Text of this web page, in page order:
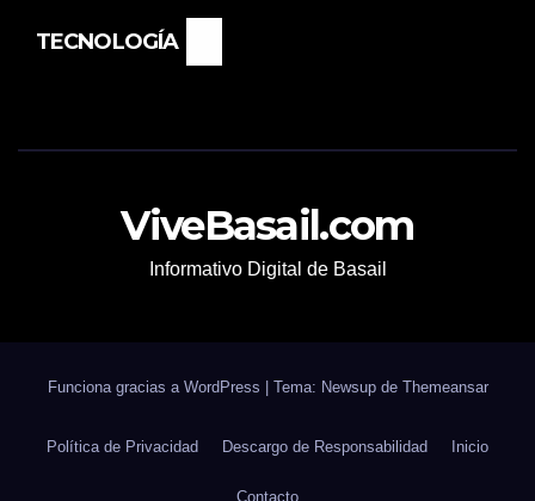
TECNOLOGÍA
ViveBasail.com
Informativo Digital de Basail
Funciona gracias a WordPress | Tema: Newsup de Themeansar
Política de Privacidad Descargo de Responsabilidad Inicio
Contacto